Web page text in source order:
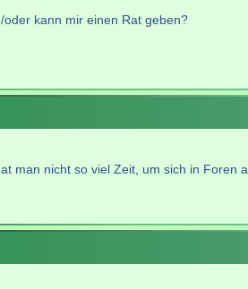
kann mir einen Rat geben?
man nicht so viel Zeit, um sich in